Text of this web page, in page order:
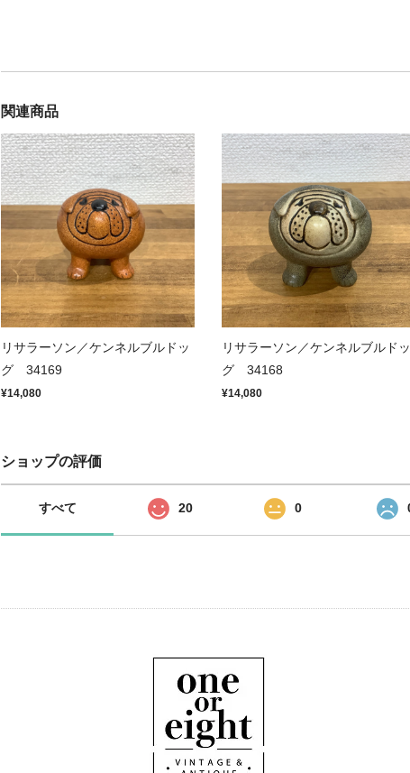
関連商品
リサラーソン／ケンネルブルドッ
グ 34169
¥14,080
リサラーソン／ケンネルブルドッ
グ 34168
¥14,080
ショップの評価
すべて 20 0